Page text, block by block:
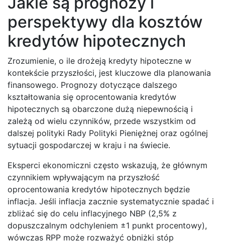
perspektywy dla kosztów
kredytów hipotecznych
Zrozumienie, o ile drożeją kredyty hipoteczne w
kontekście przyszłości, jest kluczowe dla planowania
finansowego. Prognozy dotyczące dalszego
kształtowania się oprocentowania kredytów
hipotecznych są obarczone dużą niepewnością i
zależą od wielu czynników, przede wszystkim od
dalszej polityki Rady Polityki Pieniężnej oraz ogólnej
sytuacji gospodarczej w kraju i na świecie.
Eksperci ekonomiczni często wskazują, że głównym
czynnikiem wpływającym na przyszłość
oprocentowania kredytów hipotecznych będzie
inflacja. Jeśli inflacja zacznie systematycznie spadać i
zbliżać się do celu inflacyjnego NBP (2,5% z
dopuszczalnym odchyleniem ±1 punkt procentowy),
wówczas RPP może rozważyć obniżki stóp